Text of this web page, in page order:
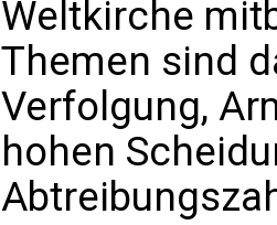
Weltkirche
Themen sind
Verfolgung,
hohen